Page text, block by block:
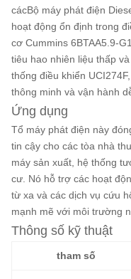
cácBộ máy phát điện
hoạt động ổn định trong
cơ Cummins 6BTAA5.9-
tiêu hao nhiên liệu thấp
thống điều khiển
thông minh và vận hành
Ứng dụng
Tổ máy phát điện này
tin cậy cho các tòa nhà
máy sản xuất, hệ thống
cư. Nó hỗ trợ các hoạt
từ xa và các dịch vụ cứu
mạnh mẽ với môi trường
Thông số kỹ thuật
tham số